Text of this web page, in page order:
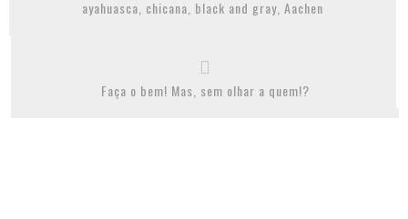
ayahuasca, chicana, black and gray, Aachen
Faça o bem! Mas, sem olhar a quem!?